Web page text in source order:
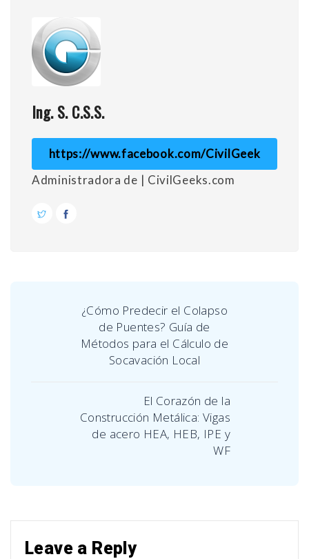
Ing. S. C.S.S.
https://www.facebook.com/CivilGeek
Administradora de | CivilGeeks.com
¿Cómo Predecir el Colapso
de Puentes? Guía de
Métodos para el Cálculo de
Socavación Local
El Corazón de la
Construcción Metálica: Vigas
de acero HEA, HEB, IPE y
WF
Leave a Reply